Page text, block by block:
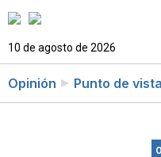
10 de agosto de 2026
Opinión Punto de vista